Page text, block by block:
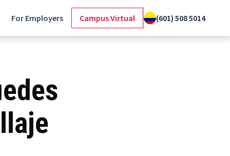
For Employers Campus Virtual (601) 508 5014